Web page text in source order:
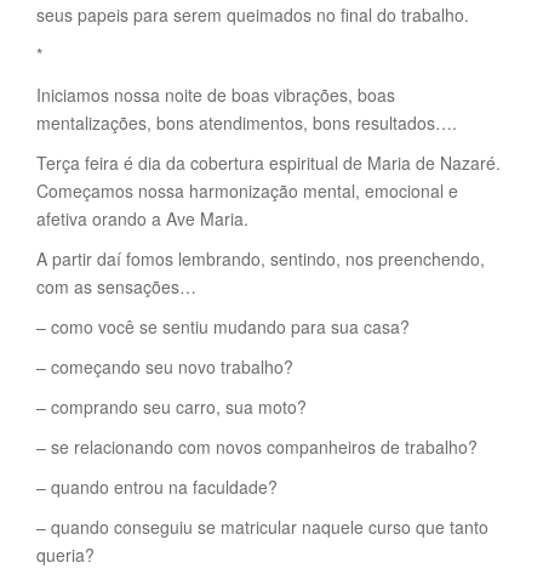
seus papeis para serem queimados no final do trabalho.
*
Iniciamos nossa noite de boas vibrações, boas
mentalizações, bons atendimentos, bons resultados….
Terça feira é dia da cobertura espiritual de Maria de Nazaré.
Começamos nossa harmonização mental, emocional e
afetiva orando a Ave Maria.
A partir daí fomos lembrando, sentindo, nos preenchendo,
com as sensações…
– como você se sentiu mudando para sua casa?
– começando seu novo trabalho?
– comprando seu carro, sua moto?
– se relacionando com novos companheiros de trabalho?
– quando entrou na faculdade?
– quando conseguiu se matricular naquele curso que tanto
queria?